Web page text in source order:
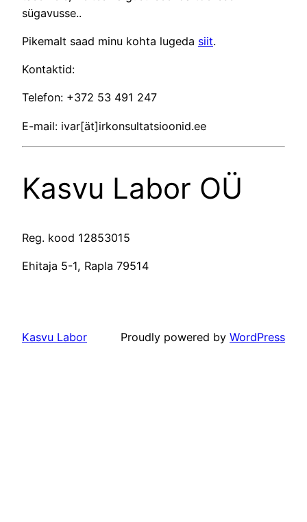
sügavusse..
Pikemalt saad minu kohta lugeda siit.
Kontaktid:
Telefon: +372 53 491 247
E-mail: ivar[ät]irkonsultatsioonid.ee
Kasvu Labor OÜ
Reg. kood 12853015
Ehitaja 5-1, Rapla 79514
Kasvu Labor Proudly powered by WordPress